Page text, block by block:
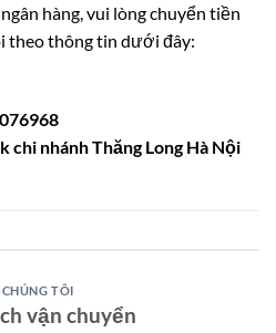
hàng, vui lòng chuyển tiền
theo thông tin dưới đây:
chi nhánh Thăng Long Hà Nội
TÔI
vận chuyển